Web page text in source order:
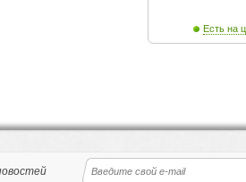
Есть на
новостей